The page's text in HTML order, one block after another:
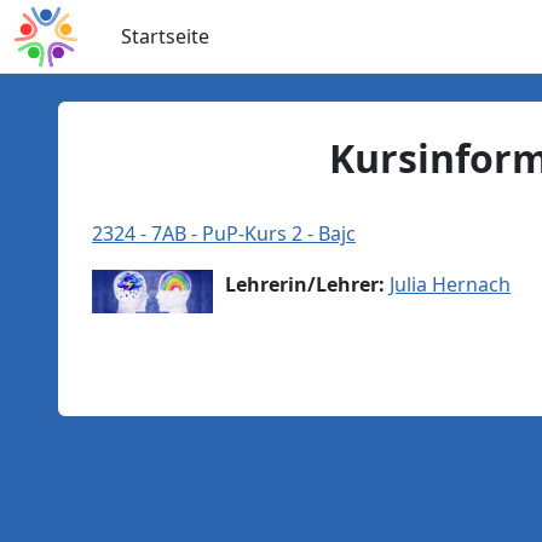
Zum Hauptinhalt
Startseite
2324 - 7AB - PuP-Kurs 2 - Bajc
Lehrerin/Lehrer: Julia Hernach